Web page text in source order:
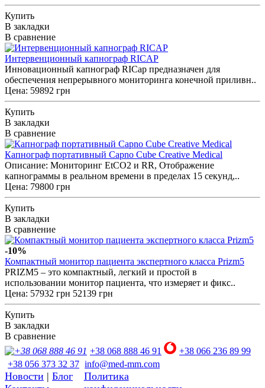
Купить
В закладки
В сравнение
Интервенционный капнограф RICAP
Инновационный капнограф RICap предназначен для
обеспечения непрерывного мониторинга конечной приливн..
Цена: 59892 грн
Купить
В закладки
В сравнение
Капнограф портативный Capno Cube Creative Medical
Описание: Мониторинг EtCO2 и RR, Отображение
капнограммы в реальном времени в пределах 15 секунд,..
Цена: 79800 грн
Купить
В закладки
В сравнение
-10%
Компактный монитор пациента экспертного класса Prizm5
PRIZM5 – это компактный, легкий и простой в
использовании монитор пациента, что измеряет и фикс..
Цена: 57932 грн 52139 грн
Купить
В закладки
В сравнение
+38 068 888 46 91
+38 066 236 89 99
+38 056 373 32 37 info@med-mm.com
Новости | Блог
Политика